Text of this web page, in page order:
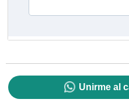
Unirme al